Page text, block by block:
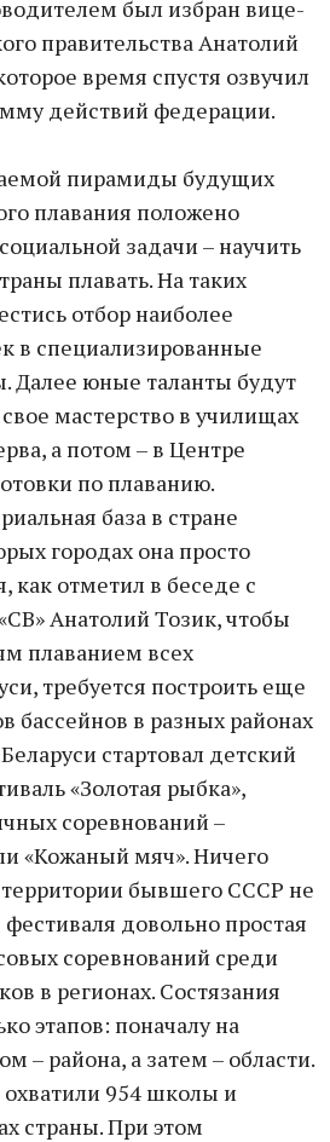
был избран вице-
правительства Анатолий
время спустя озвучил
действий федерации.
пирамиды будущих
плавания положено
задачи – научить
плавать. На таких
отбор наиболее
в специализированные
Далее юные таланты будут
мастерство в училищах
а потом – в Центре
по плаванию.
база в стране
городах она просто
как отметил в беседе с
Анатолий Тозик, чтобы
плаванием всех
требуется построить еще
бассейнов в разных районах
стартовал детский
«Золотая рыбка»,
соревнований –
«Кожаный мяч». Ничего
бывшего СССР не
довольно простая
соревнований среди
в регионах. Состязания
этапов: поначалу на
– района, а затем – области.
охватили 954 школы и
страны. При этом